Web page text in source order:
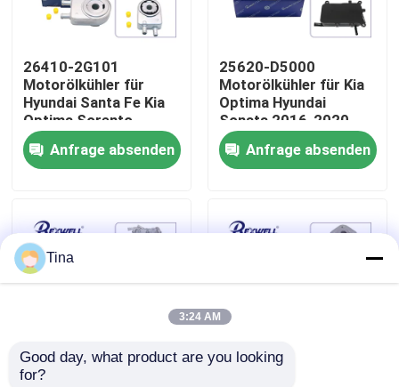
Werksbesichtigung
Qualitätskontrolle
Nachrichten
Bitte um ein Angebot
26410-2G101
Motorölkühler für
Hyundai Santa Fe Kia
Optima Sorento
Anfrage absenden
25620-D5000
Motorölkühler für Kia
Optima Hyundai
Sonata 2016-2020
Anfrage absenden
25610-L0010
Tina
3:24 AM
Good day, what product are you looking
for?